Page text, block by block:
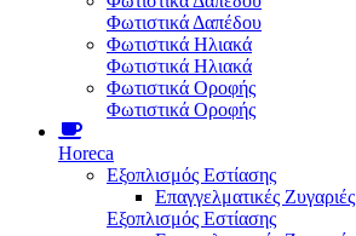
Φωτιστικά Δαπέδου
Φωτιστικά Ηλιακά
Φωτιστικά Ηλιακά
Φωτιστικά Οροφής
Φωτιστικά Οροφής
Horeca
Εξοπλισμός Εστίασης
Επαγγελματικές Ζυγαριές
Εξοπλισμός Εστίασης